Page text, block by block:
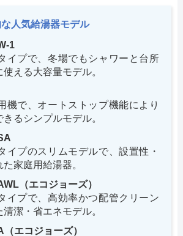
人気給湯器モデル
1
イプで、冬場でもシャワーと台所
える大容量モデル。
機で、オートストップ機能により
るシンプルモデル。
イプのスリムモデルで、設置性・
家庭用給湯器。
（エコジョーズ）
イプで、高効率かつ配管クリーン
潔・省エネモデル。
エコジョーズ）